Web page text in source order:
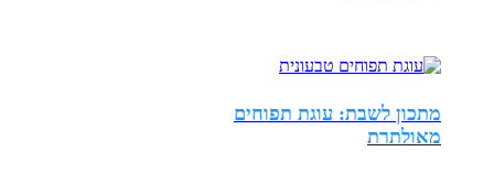
מתכון לשבת: עוגת תפוחים
מאולתרת